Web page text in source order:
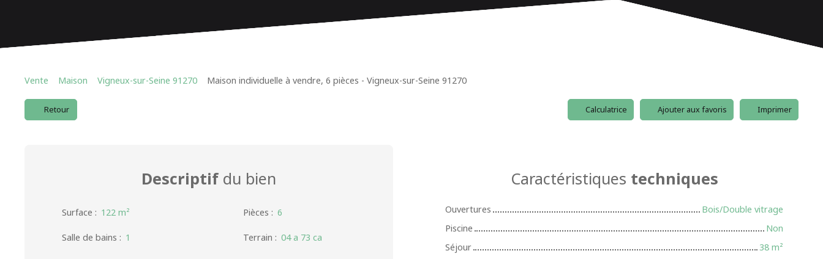
Vente Maison Vigneux-sur-Seine 91270 Maison individuelle à vendre, 6 pièces - Vigneux-sur-Seine 91270
Retour Calculatrice Ajouter aux favoris Imprimer
Descriptif du bien
Surface : 122 m² Pièces : 6
Salle de bains : 1 Terrain : 04 a 73 ca
Caractéristiques techniques
Ouvertures
Bois/Double vitrage
Piscine
Non
Séjour
38 m²